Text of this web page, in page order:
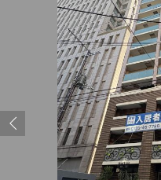
TOP
TOP
TOP
支店一覧
SEIWAの管理